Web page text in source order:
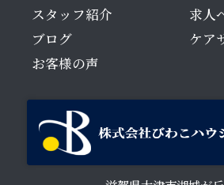
スタッフ紹介
ブログ
お客様の声
求人
ケア